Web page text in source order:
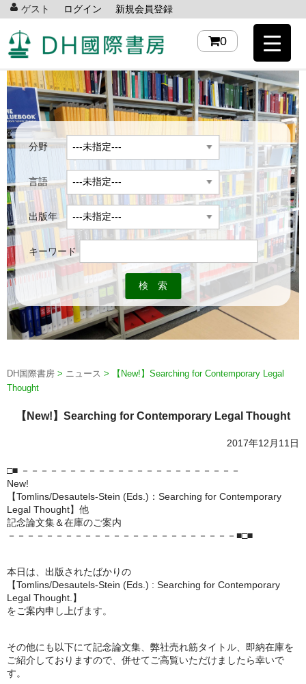
ゲスト ログイン 新規会員登録
0
分野
言語
出版年
キーワード
DH国際書房 > ニュース >
【New!】Searching for Contemporary Legal
Thought
【New!】Searching for Contemporary Legal Thought
2017年12月11日
□■ －－－－－－－－－－－－－－－－－－－－－－－
New!
【Tomlins/Desautels-Stein (Eds.)：Searching for Contemporary
Legal Thought】他
記念論文集＆在庫のご案内
－－－－－－－－－－－－－－－－－－－－－－－－■□■
本日は、出版されたばかりの
【Tomlins/Desautels-Stein (Eds.) : Searching for Contemporary
Legal Thought.】
をご案内申し上げます。
その他にも以下にて記念論文集、弊社売れ筋タイトル、即納在庫を
ご紹介しておりますので、併せてご高覧いただけましたら幸いで
す。